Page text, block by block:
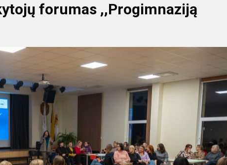
forumas ,,Progimnaziją